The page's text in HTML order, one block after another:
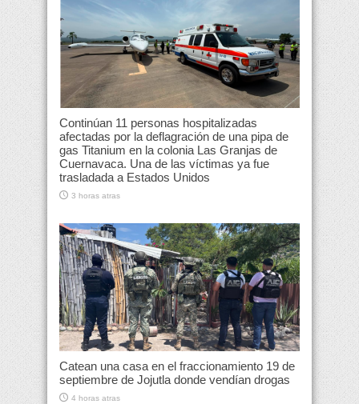
Continúan 11 personas hospitalizadas
afectadas por la deflagración de una pipa de
gas Titanium en la colonia Las Granjas de
Cuernavaca. Una de las víctimas ya fue
trasladada a Estados Unidos
3 horas atras
Catean una casa en el fraccionamiento 19 de
septiembre de Jojutla donde vendían drogas
4 horas atras